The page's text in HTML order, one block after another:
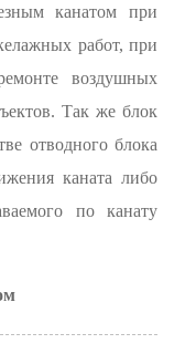
канатом при
работ, при
воздушных
Так же блок
отводного блока
каната либо
по канату